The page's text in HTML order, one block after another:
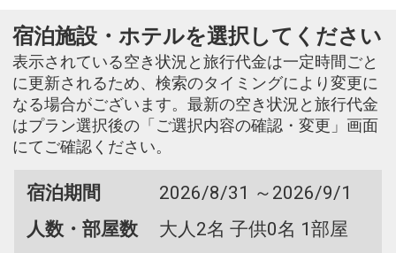
宿泊施設・ホテルを選択してください
表示されている空き状況と旅行代金は一定時間ごと
に更新されるため、検索のタイミングにより変更に
なる場合がございます。最新の空き状況と旅行代金
はプラン選択後の「ご選択内容の確認・変更」画面
にてご確認ください。
宿泊期間
2026/8/31 ～2026/9/1
人数・部屋数
大人2名 子供0名 1部屋